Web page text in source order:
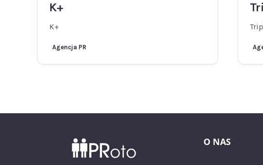
K+
K+
Agencja PR
O NAS